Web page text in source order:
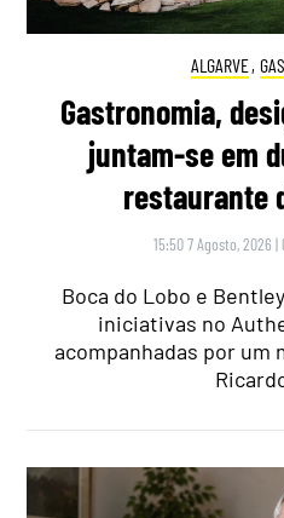
ALGARVE,
Gastronomia,
juntam-se em
restaurante
15:50 7 Agosto, 2026 |
Boca do Lobo e
iniciativas no
acompanhadas por um